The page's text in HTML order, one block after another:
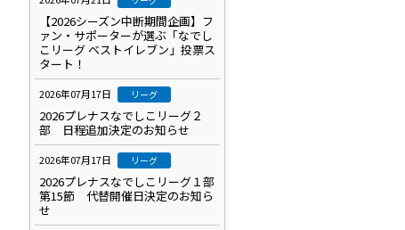
【2026シーズン中断期間企画】フ
ァン・サポーターが選ぶ「なでし
こリーグ ベストイレブン」投票ス
タート！
2026年07月17日 リーグ
2026プレナスなでしこリーグ２
部 日程追加決定のお知らせ
2026年07月17日 リーグ
2026プレナスなでしこリーグ１部
第15節 代替開催日決定のお知ら
せ